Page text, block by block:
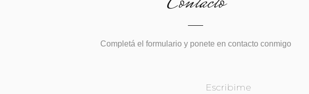
Completá el formulario y ponete en contacto conmigo
Escribime